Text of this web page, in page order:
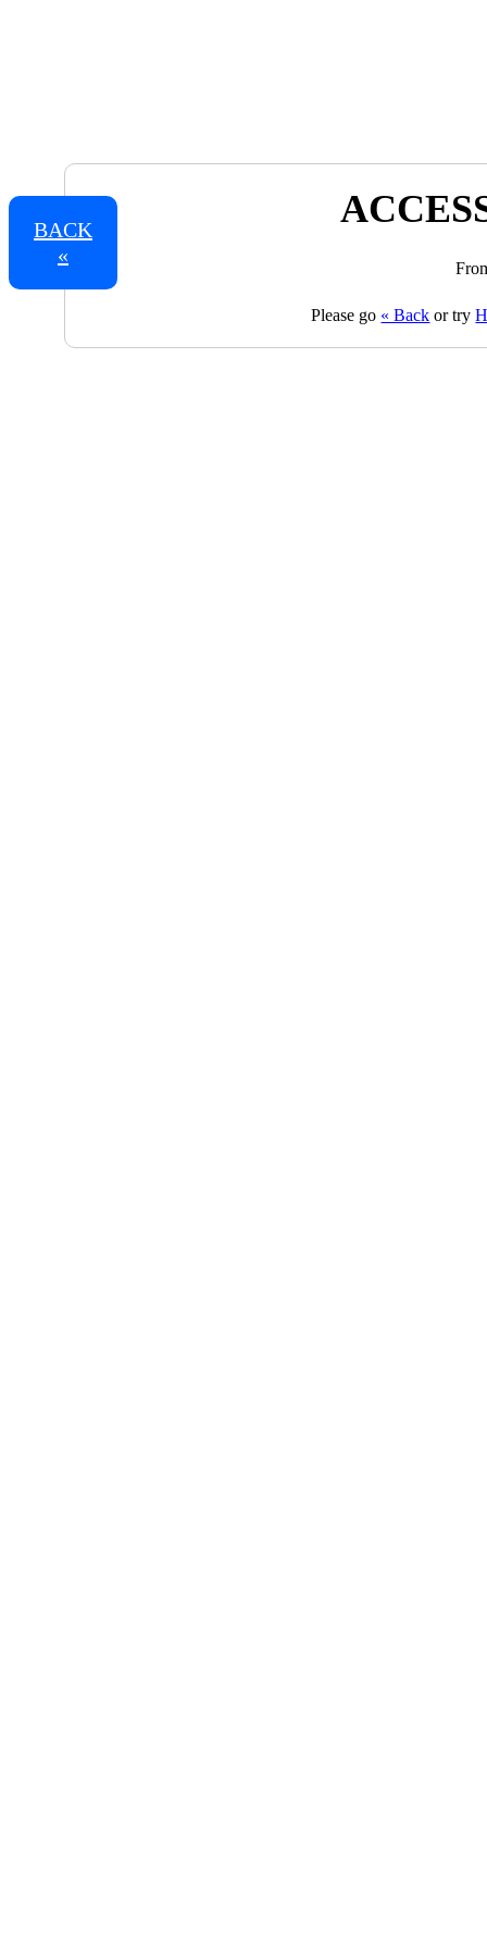
BACK
«
Please go « Back or try